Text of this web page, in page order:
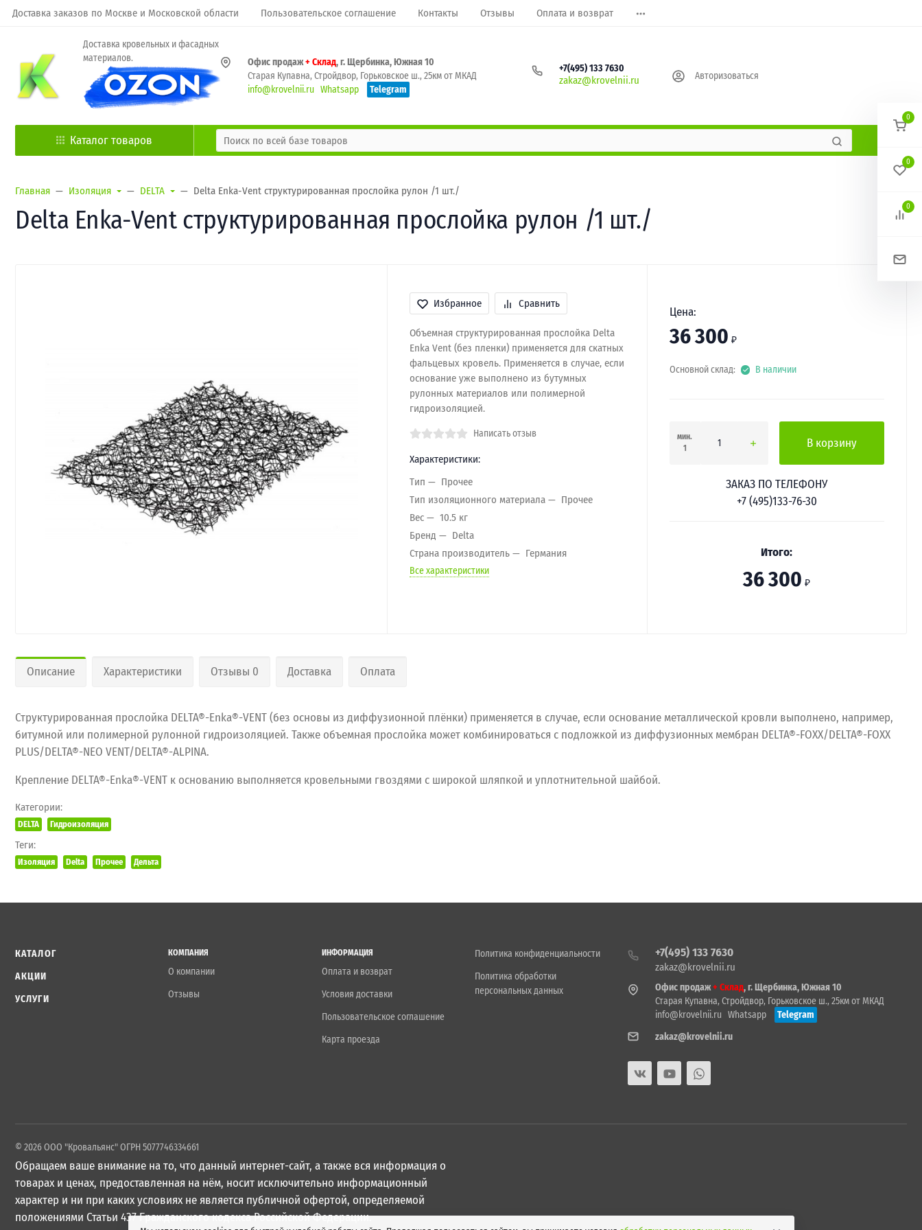
Доставка заказов по Москве и Московской области Пользовательское соглашение Контакты Отзывы Оплата и возврат
Доставка кровельных и фасадных
материалов.
Офис продаж+ Склад, г. Щербинка, Южная 10
Старая Купавна, Стройдвор, Горьковское ш., 25км от МКАД
info@krovelnii.ru Whatsapp Telegram
+7(495) 133 7630
zakaz@krovelnii.ru Авторизоваться
Каталог товаров
Главная Изоляция DELTA Delta Enka-Vent структурированная прослойка рулон /1 шт./
Delta Enka-Vent структурированная прослойка рулон /1 шт./
Избранное Сравнить
Объемная структурированная прослойка Delta
Enka Vent (без пленки) применяется для скатных
фальцевых кровель. Применяется в случае, если
основание уже выполнено из бутумных
рулонных материалов или полимерной
гидроизоляцией.
Написать отзыв
Характеристики:
Тип
Прочее
Тип изоляционного материала
Прочее
Вес
10.5 кг
Бренд
Delta
Страна производитель
Германия
Все характеристики
Цена:
36 300 ₽
Основной склад: В наличии
мин.
1
В корзину
ЗАКАЗ ПО ТЕЛЕФОНУ
+7 (495)133-76-30
Итого:
36 300 ₽
Описание Характеристики Отзывы 0 Доставка Оплата
Структурированная прослойка DELTA®-Enka®-VENT (без основы из диффузионной плёнки) применяется в случае, если основание металлической кровли выполнено, например,
битумной или полимерной рулонной гидроизоляцией. Также объемная прослойка может комбинироваться с подложкой из диффузионных мембран DELTA®-FOXX/DELTA®-FOXX
PLUS/DELTA®-NEO VENT/DELTA®-ALPINA.
Крепление DELTA®-Enka®-VENT к основанию выполняется кровельными гвоздями с широкой шляпкой и уплотнительной шайбой.
Категории:
DELTA Гидроизоляция
Теги:
Изоляция Delta Прочее Дельта
КАТАЛОГ
АКЦИИ
УСЛУГИ
КОМПАНИЯ
О компании
Отзывы
ИНФОРМАЦИЯ
Оплата и возврат
Условия доставки
Пользовательское соглашение
Карта проезда
Политика конфиденциальности
Политика обработки
персональных данных
+7(495) 133 7630
zakaz@krovelnii.ru
Офис продаж+ Склад, г. Щербинка, Южная 10
Старая Купавна, Стройдвор, Горьковское ш., 25км от МКАД
info@krovelnii.ru
Whatsapp
Telegram
zakaz@krovelnii.ru
© 2026 ООО "Кровальянс" ОГРН 5077746334661
Обращаем ваше внимание на то, что данный интернет-сайт, а также вся информация о
товарах и ценах, предоставленная на нём, носит исключительно информационный
характер и ни при каких условиях не является публичной офертой, определяемой
положениями Статьи 437 Гражданского кодекса Российской Федерации.
0
0
0